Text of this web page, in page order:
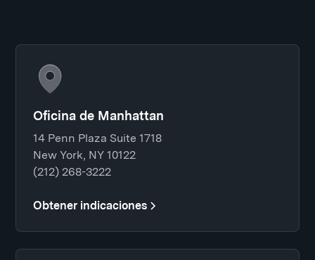
Oficina de Manhattan
14 Penn Plaza Suite 1718
New York, NY 10122
(212) 268-3222
Obtener indicaciones